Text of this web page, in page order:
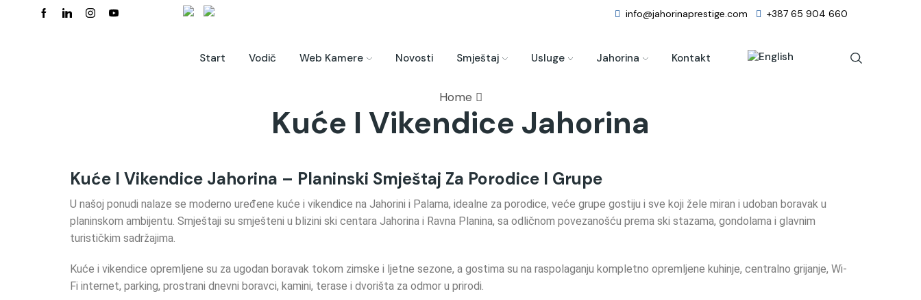
info@jahorinaprestige.com +387 65 904 660
Start Vodič Web Kamere Novosti Smještaj Usluge Jahorina Kontakt
Home
Kuće I Vikendice Jahorina
Kuće I Vikendice Jahorina – Planinski Smještaj Za Porodice I Grupe
U našoj ponudi nalaze se moderno uređene kuće i vikendice na Jahorini i Palama, idealne za porodice, veće grupe gostiju i sve koji žele miran i udoban boravak u
planinskom ambijentu. Smještaji su smješteni u blizini ski centara Jahorina i Ravna Planina, sa odličnom povezanošću prema ski stazama, gondolama i glavnim
turističkim sadržajima.
Kuće i vikendice opremljene su za ugodan boravak tokom zimske i ljetne sezone, a gostima su na raspolaganju kompletno opremljene kuhinje, centralno grijanje, Wi-
Fi internet, parking, prostrani dnevni boravci, kamini, terase i dvorišta za odmor u prirodi.